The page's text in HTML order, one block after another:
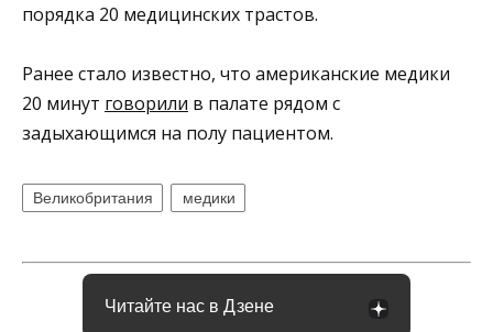
порядка 20 медицинских трастов.
Ранее стало известно, что американские медики
20 минут говорили в палате рядом с
задыхающимся на полу пациентом.
Великобритания медики
Читайте нас в Дзене